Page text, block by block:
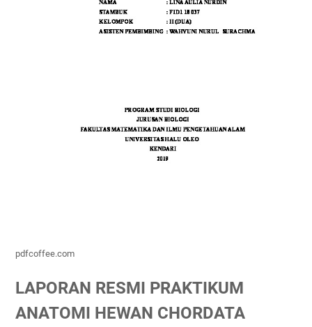
pdfcoffee.com
LAPORAN RESMI PRAKTIKUM
ANATOMI HEWAN CHORDATA